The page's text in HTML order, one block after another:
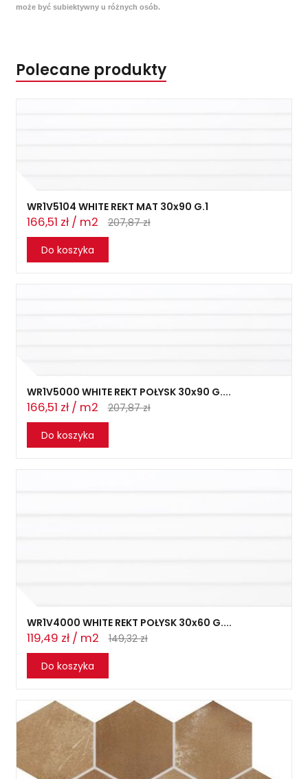
może być subiektywny u różnych osób.
Polecane produkty
WR1V5104 WHITE REKT MAT 30x90 G.1
166,51 zł / m2
207,87 zł
Do koszyka
WR1V5000 WHITE REKT POŁYSK 30x90 G....
166,51 zł / m2
207,87 zł
Do koszyka
WR1V4000 WHITE REKT POŁYSK 30x60 G....
119,49 zł / m2
149,32 zł
Do koszyka